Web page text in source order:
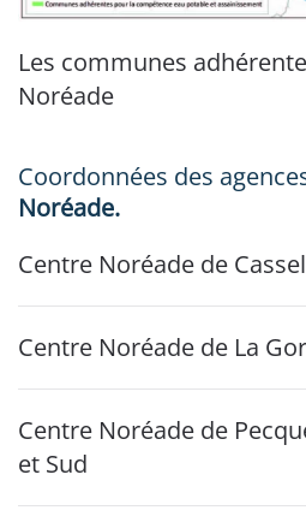
Les communes
Noréade
Coordonnées des
Noréade.
Centre Noréade de Cassel
Centre Noréade de La
Centre Noréade de
et Sud